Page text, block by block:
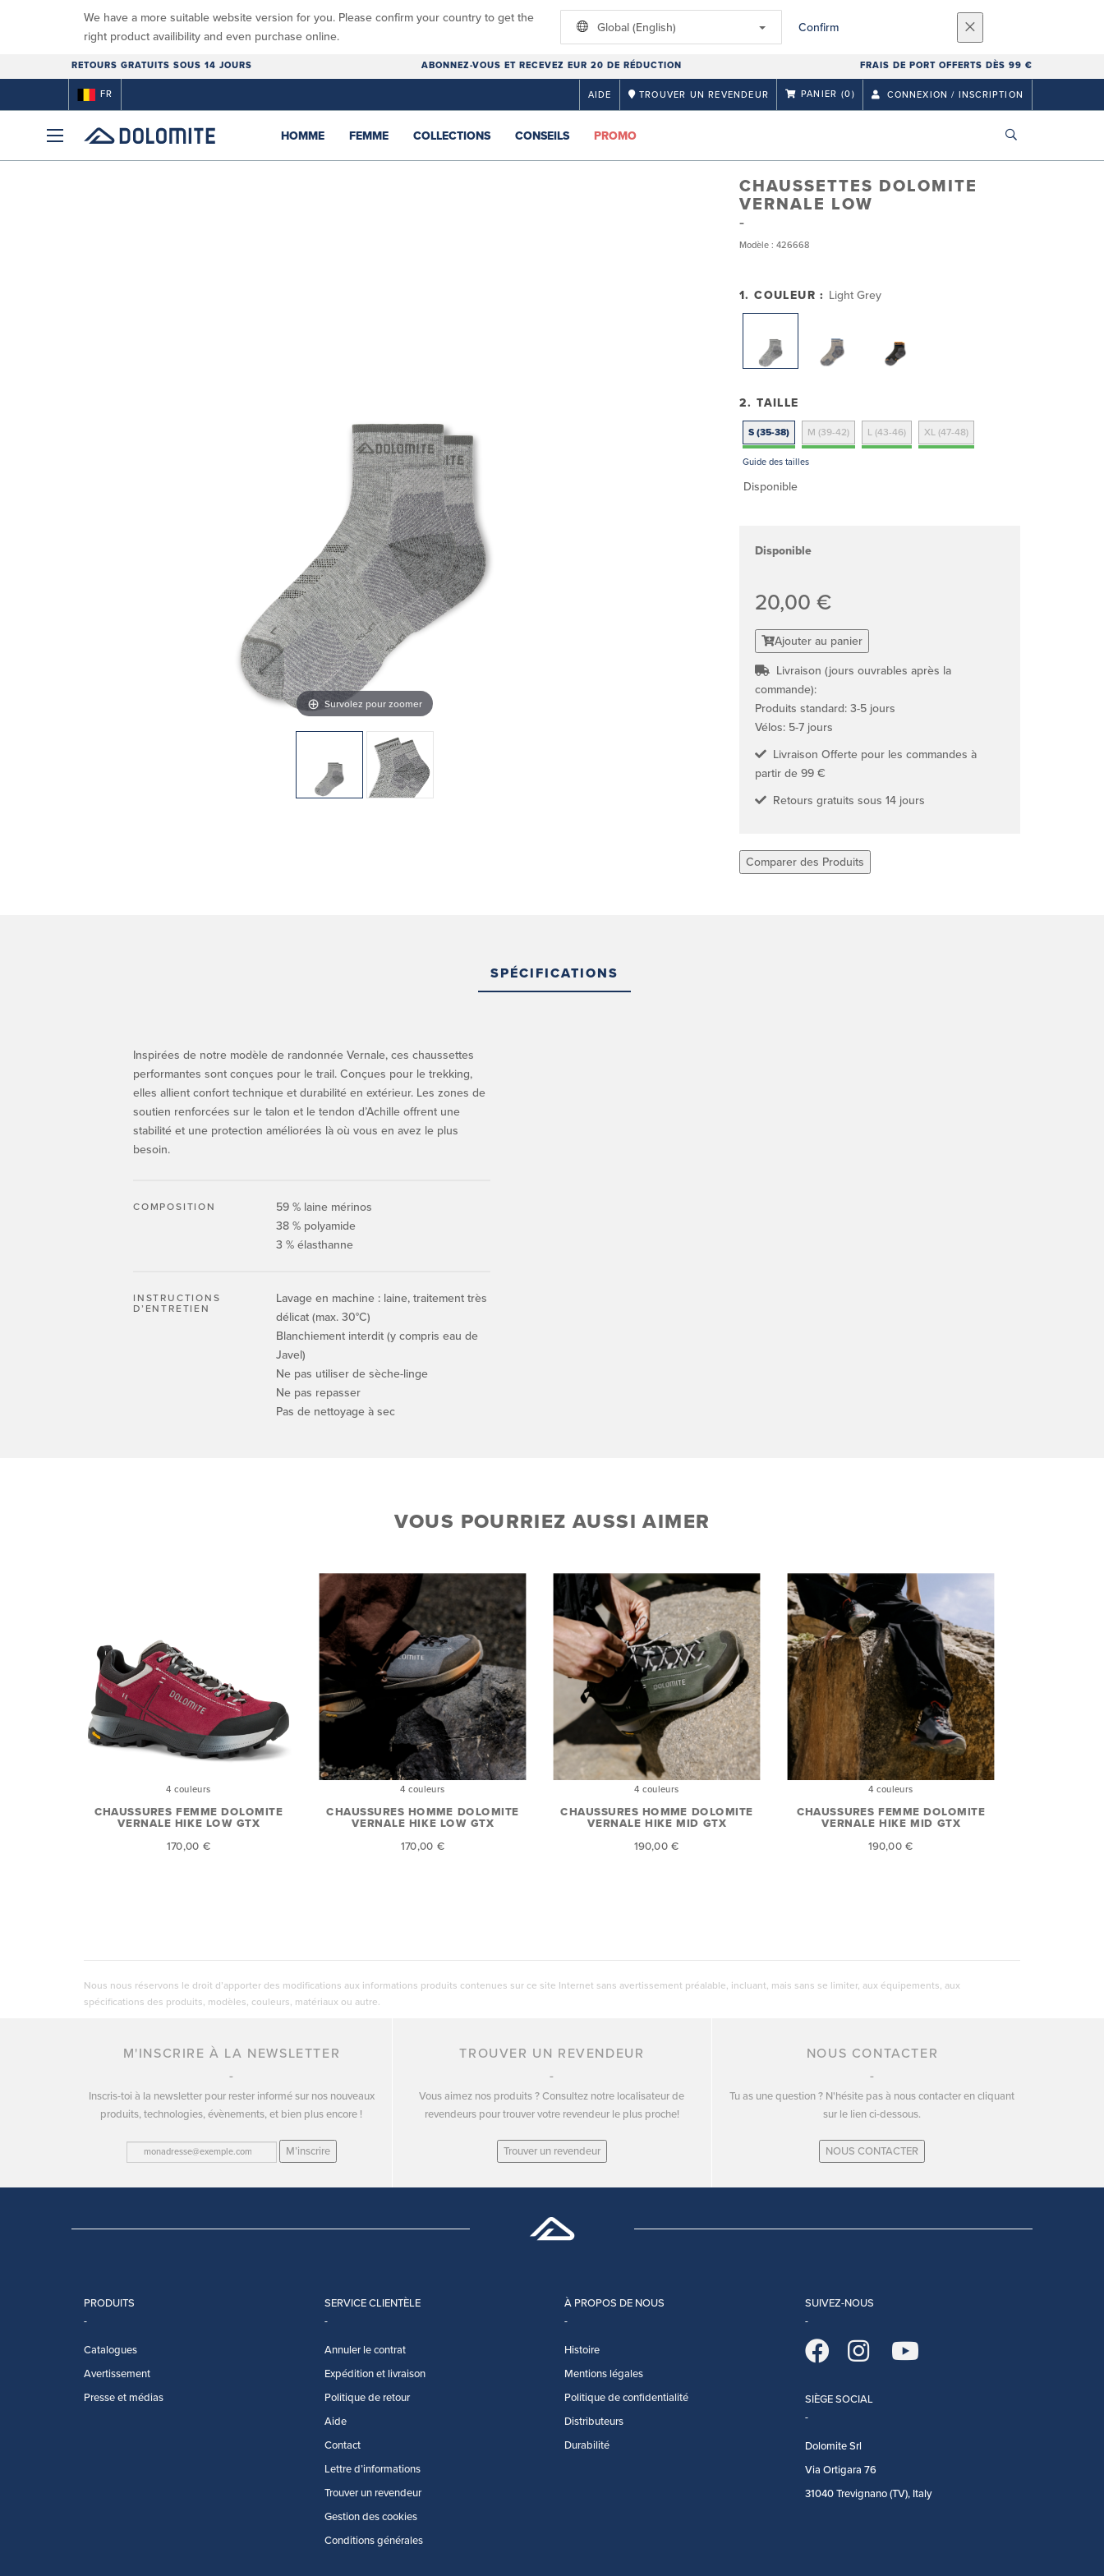
We have a more suitable website version for you. Please confirm your country to get the
right product availibility and even purchase online.
Global (English) Confirm
RETOURS GRATUITS SOUS 14 JOURS ABONNEZ-VOUS ET RECEVEZ EUR 20 DE RÉDUCTION FRAIS DE PORT OFFERTS DÈS 99 €
FR AIDE TROUVER UN REVENDEUR PANIER (0) CONNEXION / INSCRIPTION
HOMME FEMME COLLECTIONS CONSEILS PROMO
CHAUSSETTES DOLOMITE
VERNALE LOW
Modèle : 426668
Survolez pour zoomer
1. COULEUR : Light Grey
2. TAILLE
S (35-38) M (39-42) L (43-46) XL (47-48)
Guide des tailles
Disponible
Disponible
20,00 €
Ajouter au panier
Livraison (jours ouvrables après la
commande):
Produits standard: 3-5 jours
Vélos: 5-7 jours
Livraison Offerte pour les commandes à
partir de 99 €
Retours gratuits sous 14 jours
Comparer des Produits
SPÉCIFICATIONS
Inspirées de notre modèle de randonnée Vernale, ces chaussettes
performantes sont conçues pour le trail. Conçues pour le trekking,
elles allient confort technique et durabilité en extérieur. Les zones de
soutien renforcées sur le talon et le tendon d’Achille offrent une
stabilité et une protection améliorées là où vous en avez le plus
besoin.
COMPOSITION
59 % laine mérinos
38 % polyamide
3 % élasthanne
INSTRUCTIONS
D’ENTRETIEN
Lavage en machine : laine, traitement très
délicat (max. 30°C)
Blanchiement interdit (y compris eau de
Javel)
Ne pas utiliser de sèche-linge
Ne pas repasser
Pas de nettoyage à sec
VOUS POURRIEZ AUSSI AIMER
4 couleurs
CHAUSSURES FEMME DOLOMITE
VERNALE HIKE LOW GTX
170,00 €
4 couleurs
CHAUSSURES HOMME DOLOMITE
VERNALE HIKE LOW GTX
170,00 €
4 couleurs
CHAUSSURES HOMME DOLOMITE
VERNALE HIKE MID GTX
190,00 €
4 couleurs
CHAUSSURES FEMME DOLOMITE
VERNALE HIKE MID GTX
190,00 €
Nous nous réservons le droit d’apporter des modifications aux informations produits contenues sur ce site Internet sans avertissement préalable, incluant, mais sans se limiter, aux équipements, aux
spécifications des produits, modèles, couleurs, matériaux ou autre.
M'INSCRIRE À LA NEWSLETTER
Inscris-toi à la newsletter pour rester informé sur nos nouveaux
produits, technologies, évènements, et bien plus encore !
M’inscrire
TROUVER UN REVENDEUR
Vous aimez nos produits ? Consultez notre localisateur de
revendeurs pour trouver votre revendeur le plus proche!
Trouver un revendeur
NOUS CONTACTER
Tu as une question ? N'hésite pas à nous contacter en cliquant
sur le lien ci-dessous.
NOUS CONTACTER
PRODUITS
Catalogues
Avertissement
Presse et médias
SERVICE CLIENTÈLE
Annuler le contrat
Expédition et livraison
Politique de retour
Aide
Contact
Lettre d’informations
Trouver un revendeur
Gestion des cookies
Conditions générales
À PROPOS DE NOUS
Histoire
Mentions légales
Politique de confidentialité
Distributeurs
Durabilité
SUIVEZ-NOUS
SIÈGE SOCIAL
Dolomite Srl
Via Ortigara 76
31040 Trevignano (TV), Italy